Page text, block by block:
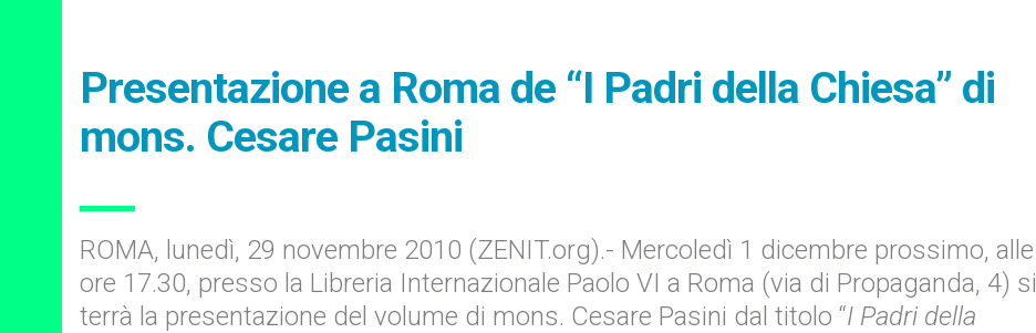
Presentazione a Roma de “I Padri della Chiesa” di
mons. Cesare Pasini
ROMA, lunedì, 29 novembre 2010 (ZENIT.org).- Mercoledì 1 dicembre prossimo, alle
ore 17.30, presso la Libreria Internazionale Paolo VI a Roma (via di Propaganda, 4) si
terrà la presentazione del volume di mons. Cesare Pasini dal titolo “I Padri della